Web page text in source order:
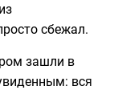
сбежал.
зашли в
вся